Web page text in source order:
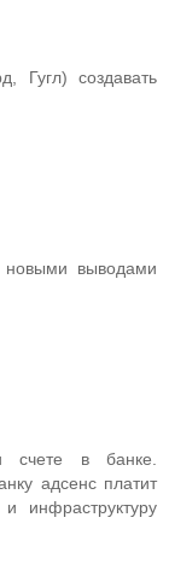
Гугл) создавать
новыми выводами
счете в банке.
адсенс платит
инфраструктуру